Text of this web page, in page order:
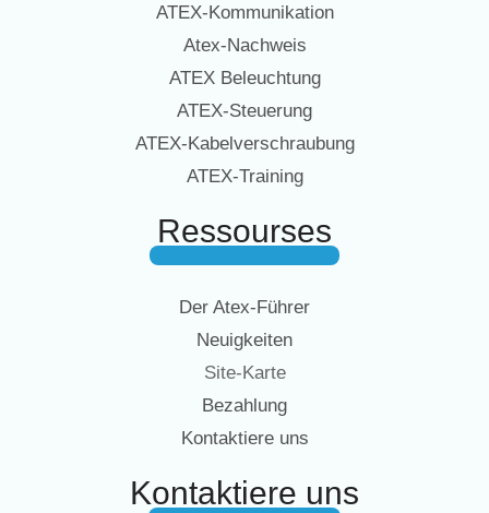
ATEX-Kommunikation
Atex-Nachweis
ATEX Beleuchtung
ATEX-Steuerung
ATEX-Kabelverschraubung
ATEX-Training
Ressourses
Der Atex-Führer
Neuigkeiten
Site-Karte
Bezahlung
Kontaktiere uns
Kontaktiere uns